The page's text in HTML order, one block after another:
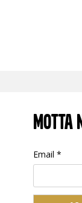
MOTTA
Email *